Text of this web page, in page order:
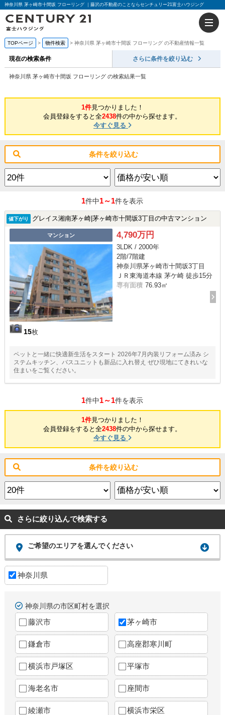
神奈川県 茅ヶ崎市十間坂 フローリング ｜藤沢の不動産のことならセンチュリー21富士ハウジング
TOPページ 物件検索 神奈川県 茅ヶ崎市十間坂 フローリング の不動産情報一覧
現在の検索条件 さらに条件を絞り込む
神奈川県 茅ヶ崎市十間坂 フローリング の検索結果一覧
1件見つかりました！
会員登録をすると全2438件の中から探せます。
今すぐ見る
条件を絞り込む
1件中1～1件を表示
値下がり グレイス湘南茅ヶ崎|茅ヶ崎市十間坂3丁目の中古マンション
マンション
15枚
4,790万円
3LDK / 2000年
2階/7階建
神奈川県茅ヶ崎市十間坂3丁目
ＪＲ東海道本線 茅ケ崎 徒歩15分
専有面積 76.93㎡
ペットと一緒に快適新生活をスタート 2026年7月内装リフォーム済み シ
ステムキッチン、バスユニットも新品に入れ替え ぜひ現地にてきれいな
住まいをご覧ください。
1件中1～1件を表示
1件見つかりました！
会員登録をすると全2438件の中から探せます。
今すぐ見る
条件を絞り込む
さらに絞り込んで検索する
ご希望のエリアを選んでください
神奈川県
神奈川県の市区町村を選択
藤沢市 茅ヶ崎市
鎌倉市 高座郡寒川町
横浜市戸塚区 平塚市
海老名市 座間市
綾瀬市 横浜市栄区